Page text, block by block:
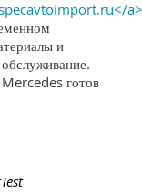
a>
и
готов